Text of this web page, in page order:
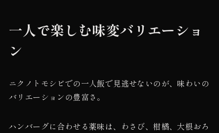
一人で楽しむ味変バリエーショ
ン
ニクノトモシビでの一人飯で見逃せないのが、味わいの
バリエーションの豊富さ。
ハンバーグに合わせる薬味は、わさび、柑橘、大根おろ